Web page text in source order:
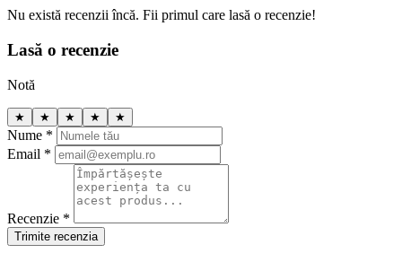
Nu există recenzii încă. Fii primul care lasă o recenzie!
Lasă o recenzie
Notă
★ ★ ★ ★ ★
Nume *
Email *
Recenzie *
Trimite recenzia